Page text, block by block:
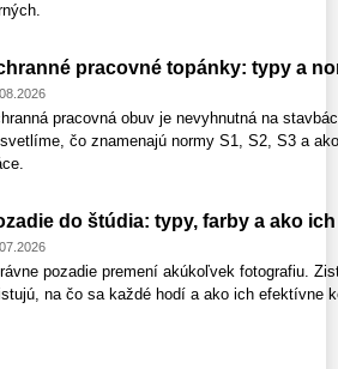
pracovné topánky: typy a
pracovná obuv je nevyhnutná na
čo znamenajú normy S1, S2, S3 a
do štúdia: typy, farby a ako
pozadie premení akúkoľvek fotografiu.
na čo sa každé hodí a ako ich efektívne